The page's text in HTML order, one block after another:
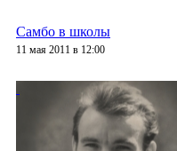
Самбо в школы
11 мая 2011 в 12:00